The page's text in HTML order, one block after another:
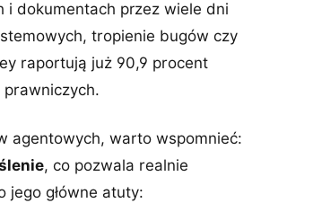
i dokumentach przez wiele dni
tropienie bugów czy
raportują już 90,9 procent
prawniczych.
agentowych, warto wspomnieć:
, co pozwala realnie
jego główne atuty: